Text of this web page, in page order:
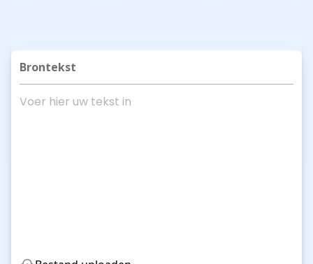
Brontekst